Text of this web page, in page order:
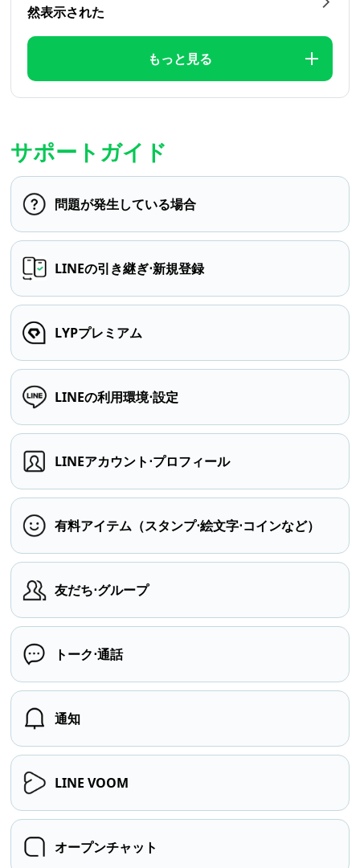
然表示された
もっと見る
サポートガイド
問題が発生している場合
LINEの引き継ぎ⋅新規登録
LYPプレミアム
LINEの利用環境⋅設定
LINEアカウント⋅プロフィール
有料アイテム（スタンプ⋅絵文字⋅コインなど）
友だち⋅グループ
トーク⋅通話
通知
LINE VOOM
オープンチャット